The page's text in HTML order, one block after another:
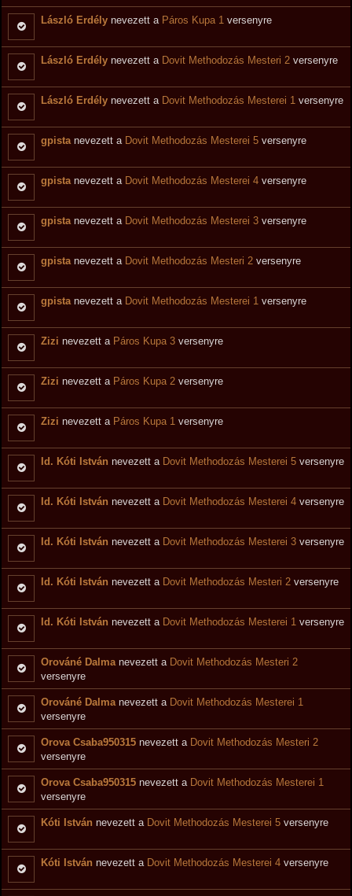
László Erdély nevezett a Páros Kupa 1 versenyre
László Erdély nevezett a Dovit Methodozás Mesteri 2 versenyre
László Erdély nevezett a Dovit Methodozás Mesterei 1 versenyre
gpistanevezett a Dovit Methodozás Mesterei 5 versenyre
gpistanevezett a Dovit Methodozás Mesterei 4 versenyre
gpistanevezett a Dovit Methodozás Mesterei 3 versenyre
gpistanevezett a Dovit Methodozás Mesteri 2 versenyre
gpistanevezett a Dovit Methodozás Mesterei 1 versenyre
Zizi nevezett a Páros Kupa 3 versenyre
Zizi nevezett a Páros Kupa 2 versenyre
Zizi nevezett a Páros Kupa 1 versenyre
Id. Kóti István nevezett a Dovit Methodozás Mesterei 5 versenyre
Id. Kóti István nevezett a Dovit Methodozás Mesterei 4 versenyre
Id. Kóti István nevezett a Dovit Methodozás Mesterei 3 versenyre
Id. Kóti István nevezett a Dovit Methodozás Mesteri 2 versenyre
Id. Kóti István nevezett a Dovit Methodozás Mesterei 1 versenyre
Orováné Dalma nevezett a Dovit Methodozás Mesteri 2
versenyre
Orováné Dalma nevezett a Dovit Methodozás Mesterei 1
versenyre
Orova Csaba950315 nevezett a Dovit Methodozás Mesteri 2
versenyre
Orova Csaba950315 nevezett a Dovit Methodozás Mesterei 1
versenyre
Kóti István nevezett a Dovit Methodozás Mesterei 5 versenyre
Kóti István nevezett a Dovit Methodozás Mesterei 4 versenyre